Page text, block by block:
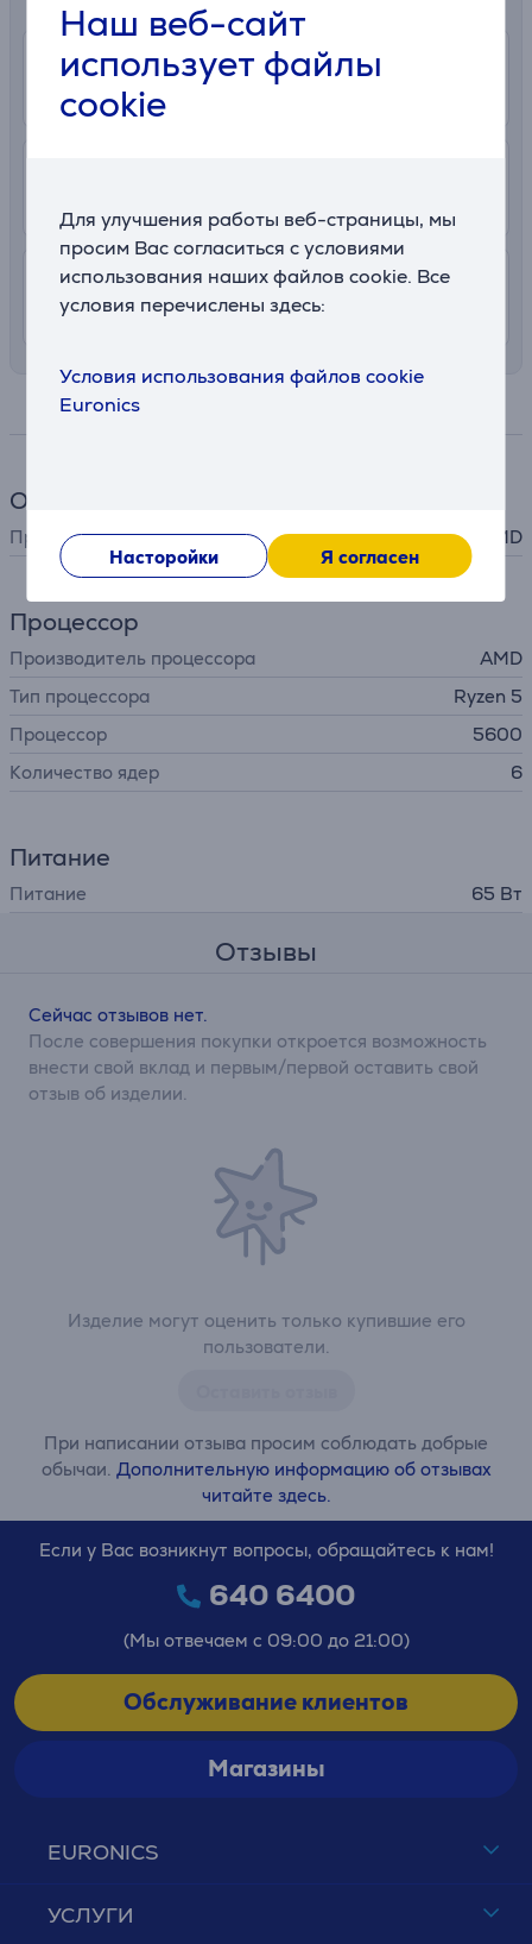
Наш веб-сайт
использует файлы
cookie
Для улучшения работы веб-страницы, мы
просим Вас согласиться с условиями
использования наших файлов cookie. Все
условия перечислены здесь:
Условия использования файлов cookie
Euronics
Насторойки Я согласен
Получение в магазине
11. - 13. августа
Доставка в квартиру
10. - 12. августа
7.99 €
Общий параметр
Производитель AMD
Процессор
Производитель процессора
AMD
Тип процессора
Ryzen 5
Процессор
5600
Количество ядер
6
Питание
Питание 65 Вт
Отзывы
Изделие могут оценить только купившие его
пользователи.
При написании отзыва просим соблюдать добрые
обычаи. Дополнительную информацию об отзывах
читайте здесь.
Сейчас отзывов нет.
После совершения покупки откроется возможность
внести свой вклад и первым/первой оставить свой
отзыв об изделии.
EURONICS
УСЛУГИ
Если у Вас возникнут вопросы, обращайтесь к нам!
640 6400
(Мы отвечаем с 09:00 до 21:00)
Обслуживание клиентов
Магазины